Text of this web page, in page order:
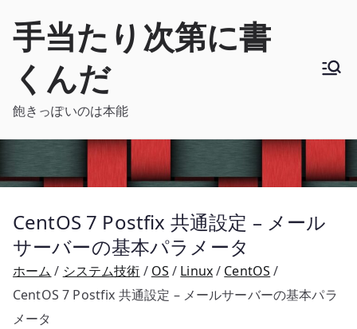
手当たり次第に書
くんだ
飽きっぽいのは本能
CentOS 7 Postfix 共通設定 – メール
サーバーの基本パラメータ
ホーム システム技術 OS Linux
CentOS
CentOS 7 Postfix 共通設定 – メールサーバーの基本パラ
メータ